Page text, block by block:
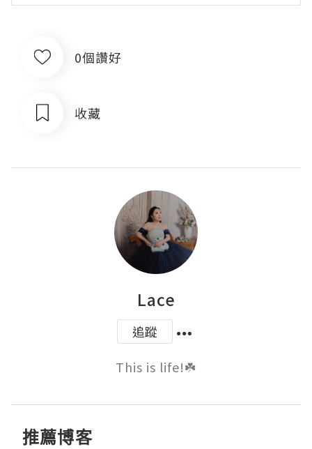
0個讚好
收藏
Lace
追蹤
This is life!☘️
推薦博客